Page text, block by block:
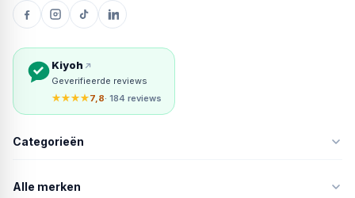
Kiyoh
Geverifieerde reviews
★★★★7,8· 184 reviews
Categorieën
Alle merken